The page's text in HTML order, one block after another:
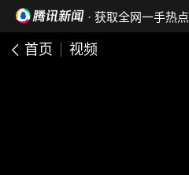
· 获取全网一手热点
首页 视频